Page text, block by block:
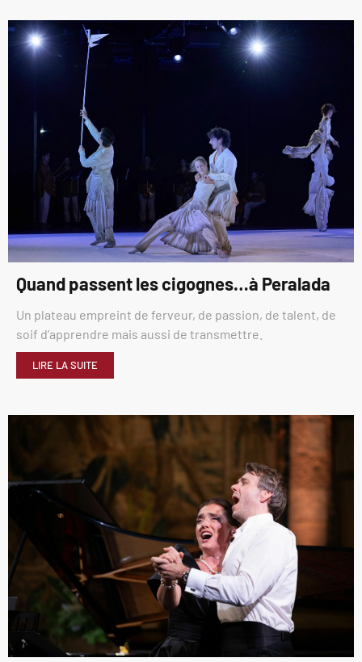
Quand passent les cigognes…à Peralada
Un plateau empreint de ferveur, de passion, de talent, de
soif d’apprendre mais aussi de transmettre.
LIRE LA SUITE